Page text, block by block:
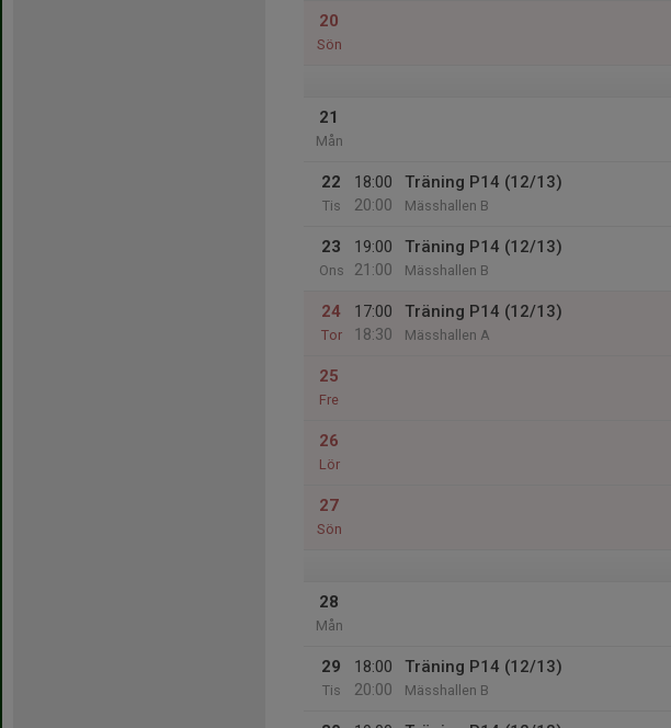
20
Sön
21
Mån
22
Tis
18:00
20:00
Träning P14 (12/13)
Mässhallen B
23
Ons
19:00
21:00
Träning P14 (12/13)
Mässhallen B
24
Tor
17:00
18:30
Träning P14 (12/13)
Mässhallen A
25
Fre
26
Lör
27
Sön
28
Mån
29
Tis
18:00
20:00
Träning P14 (12/13)
Mässhallen B